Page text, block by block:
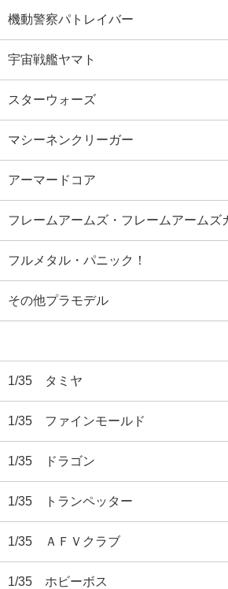
機動警察パトレイバー
宇宙戦艦ヤマト
スターウォーズ
マシーネンクリーガー
アーマードコア
フレームアームズ・フレームアームズ
フルメタル・パニック！
その他プラモデル
1/35 タミヤ
1/35 ファインモールド
1/35 ドラゴン
1/35 トランペッター
1/35 ＡＦＶクラブ
1/35 ホビーボス